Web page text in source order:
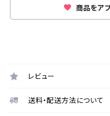
商品をア
レビュー
送料・配送方法について